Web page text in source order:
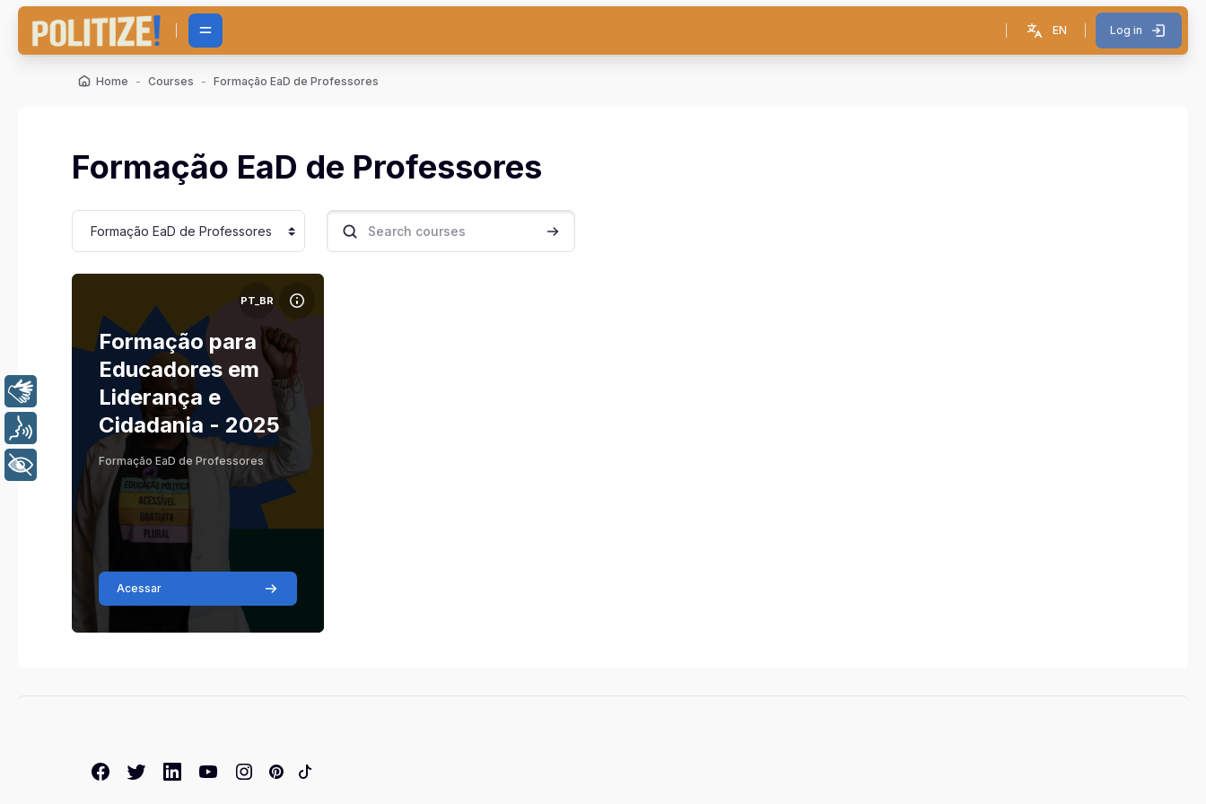
Skip to main content
EN Log in
Home Courses Formação EaD de Professores
Formação EaD de Professores
Course categories
Search courses Search courses
PT_BR
Course image Formação para Educadores em Liderança e Cidadania - 2025
Course image
Course name
Formação para
Educadores em
Liderança e
Cidadania - 2025
Formação EaD de Professores
Acessar
+ Acessibilidade